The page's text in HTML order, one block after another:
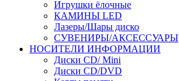
Игрушки ёлочные
КАМИНЫ LED
Лазеры/Шары диско
СУВЕНИРЫ/АКСЕССУАРЫ
НОСИТЕЛИ ИНФОРМАЦИИ
Диски CD/ Mini
Диски CD/DVD